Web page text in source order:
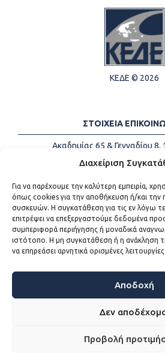
Διαχείριση
Για να παρέχουμε την καλύτερη εμπειρία,
όπως cookies για την αποθήκευση ή/και
συσκευών. Η συγκατάθεση για τις εν λόγω
επιτρέψει να επεξεργαστούμε δεδομένα
συμπεριφορά περιήγησης ή μοναδικά
ιστότοπο. Η μη συγκατάθεση ή η ανάκληση
να επηρεάσει αρνητικά ορισμένες
Αποδοχή
Δεν
Προβολή
ΚΕΔΕ © 2026
ΣΤΟΙΧΕΙΑ
Ακαδημίας 65 & Γενναδίου
Τηλέφωνα:
+30 213-
Email:
info@kede.gr
ΧΡΗΣΙΜΟΙ
Η ΚΕΔΕ
Sitemap
Προσβασιμότητα
Όροι χρήσης
WEB DEVELOPMENT BY ΕΓΚΡΙΤΟΣ